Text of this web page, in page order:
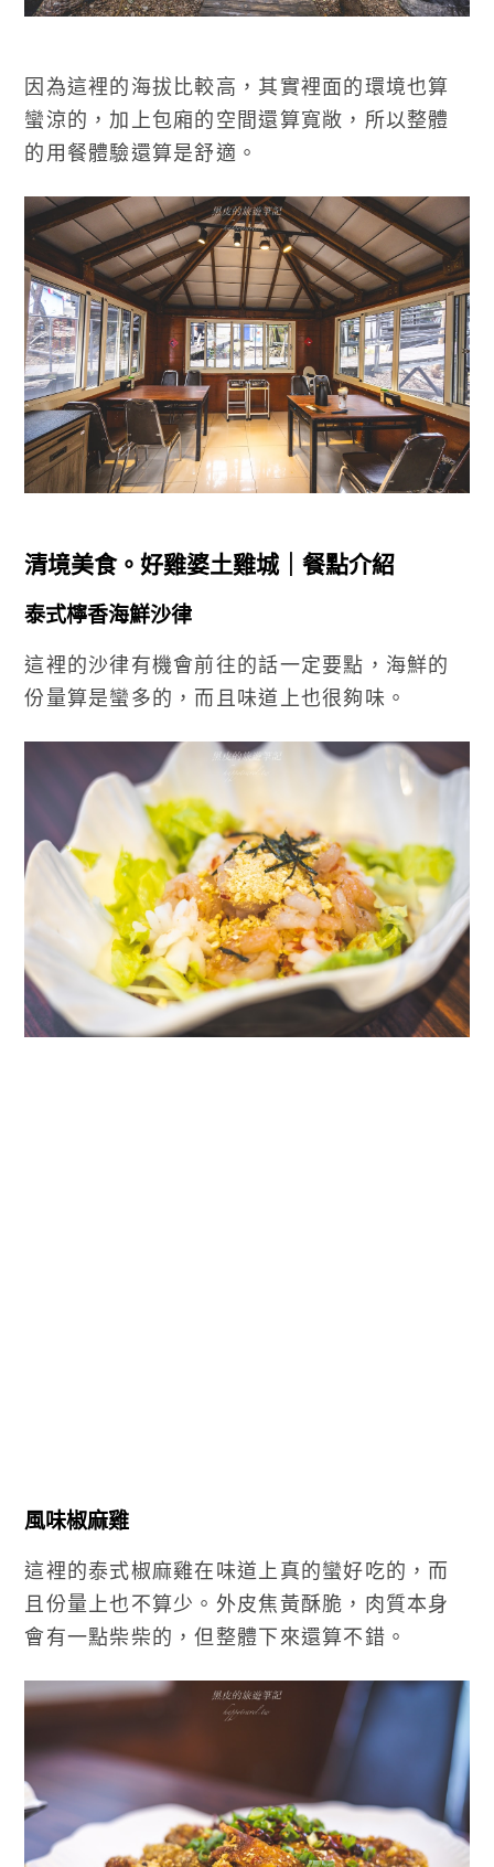
因為這裡的海拔比較高，其實裡面的環境也算
蠻涼的，加上包廂的空間還算寬敞，所以整體
的用餐體驗還算是舒適。
清境美食。好雞婆土雞城｜餐點介紹
泰式檸香海鮮沙律
這裡的沙律有機會前往的話一定要點，海鮮的
份量算是蠻多的，而且味道上也很夠味。
風味椒麻雞
這裡的泰式椒麻雞在味道上真的蠻好吃的，而
且份量上也不算少。外皮焦黃酥脆，肉質本身
會有一點柴柴的，但整體下來還算不錯。